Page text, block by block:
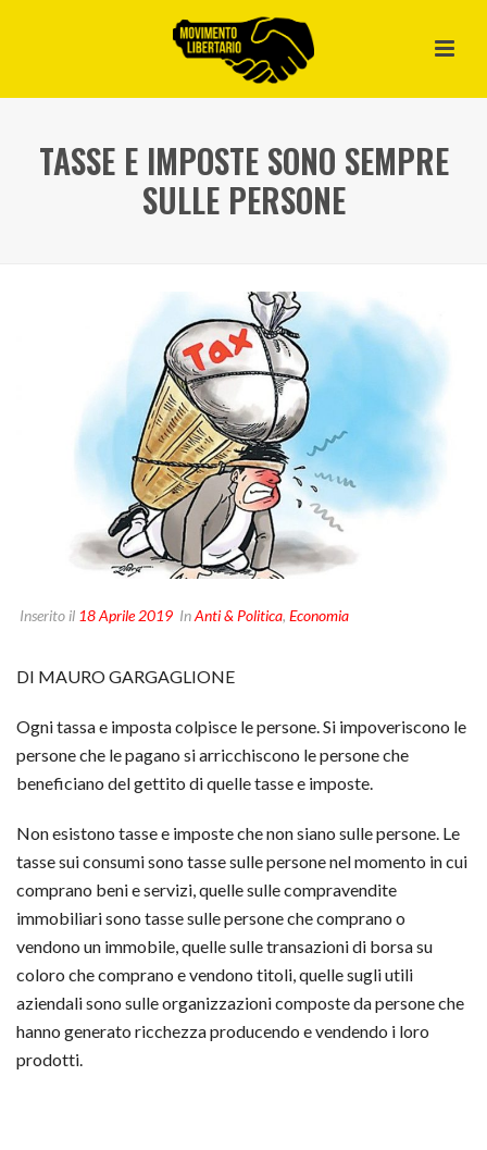
TASSE E IMPOSTE SONO SEMPRE
SULLE PERSONE
Inserito il 18 Aprile 2019 InAnti & Politica, Economia
DI MAURO GARGAGLIONE
Ogni tassa e imposta colpisce le persone. Si impoveriscono le
persone che le pagano si arricchiscono le persone che
beneficiano del gettito di quelle tasse e imposte.
Non esistono tasse e imposte che non siano sulle persone. Le
tasse sui consumi sono tasse sulle persone nel momento in cui
comprano beni e servizi, quelle sulle compravendite
immobiliari sono tasse sulle persone che comprano o
vendono un immobile, quelle sulle transazioni di borsa su
coloro che comprano e vendono titoli, quelle sugli utili
aziendali sono sulle organizzazioni composte da persone che
hanno generato ricchezza producendo e vendendo i loro
prodotti.